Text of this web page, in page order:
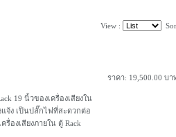
View :
19 นิ้วของเครื่องเสียงใน
แจ้ง เป็นปลั๊กไฟที่สะดวกต่อ
องเสียงภายใน ตู้ Rack
ราคา: 19,500.00 บา